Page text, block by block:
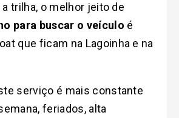
trilha, o melhor jeito de
para buscar o veículo é
que ficam na Lagoinha e na
serviço é mais constante
feriados, alta